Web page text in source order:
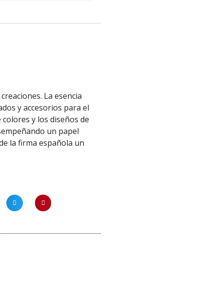
La esencia
y accesorios para el
y los diseños de
un papel
la firma española un